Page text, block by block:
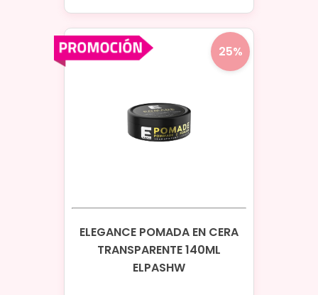
25%
ELEGANCE POMADA EN CERA
TRANSPARENTE 140ML
ELPASHW